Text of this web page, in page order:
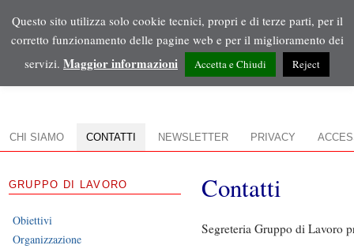
VAI AL CONTENUTO
CHI SIAMO CONTATTI NEWSLETTER PRIVACY
Contatti
Segreteria Gruppo di Lavoro
GRUPPO DI LAVORO
Obiettivi
Organizzazione
Questo sito utilizza solo cookie tecnici, propri e di terze parti, per il
corretto funzionamento delle pagine web e per il miglioramento dei
servizi. Maggior informazioni Accetta e Chiudi Reject